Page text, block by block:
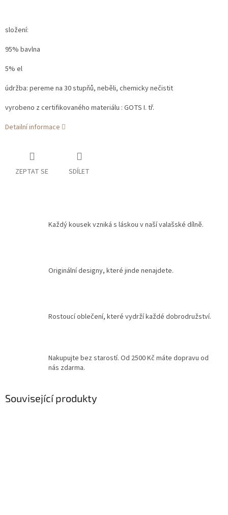
složení:
95% bavlna
5% el
údržba: pereme na 30 stupňů, neběli, chemicky nečistit
vyrobeno z certifikovaného materiálu : GOTS I. tř.
Detailní informace
ZEPTAT SE SDÍLET
Každý kousek vzniká s láskou v naší valašské dílně.
Originální designy, které jinde nenajdete.
Rostoucí oblečení, které vydrží každé dobrodružství.
Nakupujte bez starostí. Od 2500 Kč máte dopravu od
nás zdarma.
Související produkty